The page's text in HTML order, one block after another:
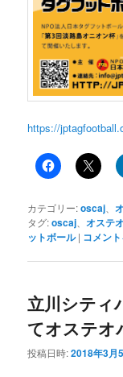
https://
カテゴリー:oscaj 、
タグ:oscaj 、オステ
ットボール | コメン
立川シティ
てオステオ
投稿日時:2018年3月